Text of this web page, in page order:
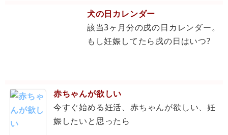
犬の日カレンダー
該当3ヶ月分の戌の日カレンダー。
もし妊娠してたら戌の日はいつ?
赤ちゃんが欲しい
今すぐ始める妊活、赤ちゃんが欲しい、妊
娠したいと思ったら